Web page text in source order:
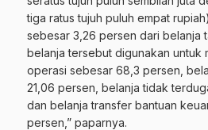
tiga ratus tujuh puluh empat
sebesar 3,26 persen dari belanja
belanja tersebut digunakan untuk
operasi sebesar 68,3 persen,
21,06 persen, belanja tidak
dan belanja transfer bantuan
persen,” paparnya.